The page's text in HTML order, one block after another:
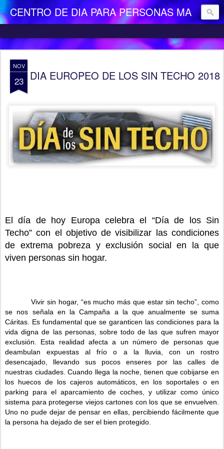
CENTRO DE DIA PARA PERSONAS MAYORES DEPENDIENTES "LA CAMOCHA"
NOV
23 DIA EUROPEO DE LOS SIN TECHO 2018
El día de hoy Europa celebra el “Día de los Sin
Techo” con el objetivo de visibilizar las condiciones
de extrema pobreza y exclusión social en la que
viven personas sin hogar.
Vivir sin hogar, “es mucho más que estar sin techo”, como
se nos señala en la Campaña a la que anualmente se suma
Cáritas. Es fundamental que se garanticen las condiciones para la
vida digna de las personas, sobre todo de las que sufren mayor
exclusión. Esta realidad afecta a un número de personas que
deambulan expuestas al frío o a la lluvia, con un rostro
desencajado, llevando sus pocos enseres por las calles de
nuestras ciudades. Cuando llega la noche, tienen que cobijarse en
los huecos de los cajeros automáticos, en los soportales o en
parking para el aparcamiento de coches, y utilizar como único
sistema para protegerse viejos cartones con los que se envuelven.
Uno no pude dejar de pensar en ellas, percibiendo fácilmente que
la persona ha dejado de ser el bien protegido.